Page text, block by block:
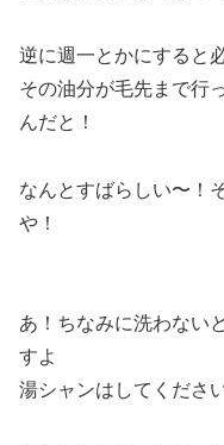
逆に週一とかにすると
その油分が毛先まで行
んだと！
なんとすばらしい〜！
や！
あ！ちなみに洗わない
すよ
湯シャンはしてくださ